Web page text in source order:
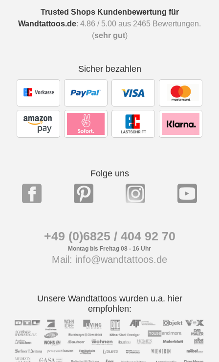
Trusted Shops Kundenbewertung für
Wandtattoos.de: 4.86 / 5.00 aus 2465 Bewertungen.
(sehr gut)
Sicher bezahlen
Folge uns
+49 (0)6825 / 404 92 70
Montag bis Freitag 08 - 16 Uhr
Mail: info@wandtattoos.de
Unsere Wandtattoos wurden u.a. hier
empfohlen: